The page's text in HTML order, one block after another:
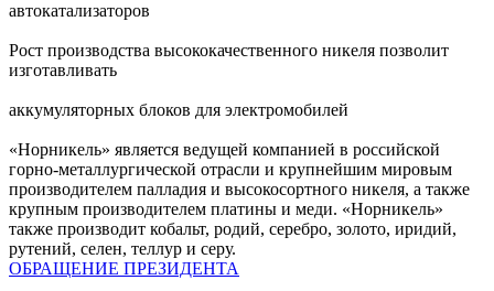
автокатализаторов
Рост производства высококачественного никеля позволит
изготавливать
аккумуляторных блоков для электромобилей
«Норникель» является ведущей компанией в российской
горно-металлургической отрасли и крупнейшим мировым
производителем палладия и высокосортного никеля, а также
крупным производителем платины и меди. «Норникель»
также производит кобальт, родий, серебро, золото, иридий,
рутений, селен, теллур и серу.
ОБРАЩЕНИЕ ПРЕЗИДЕНТА